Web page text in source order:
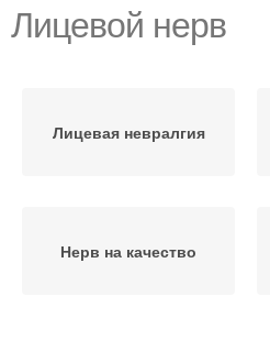
Лицевой нерв
Лицевая невралгия
Нерв на качество